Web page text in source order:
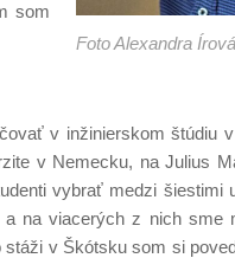
Foto Alexandra Írová
som
v inžinierskom štúdiu
v Nemecku, na Julius
vybrať medzi šiestimi
na viacerých z nich sme
v Škótsku som si